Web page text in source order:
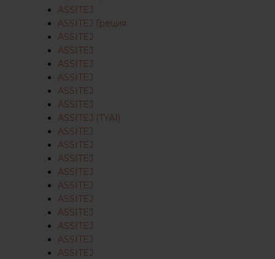
ASSITEJ
ASSITEJ Греция
ASSITEJ
ASSITEJ
ASSITEJ
ASSITEJ
ASSITEJ
ASSITEJ
ASSITEJ (TYAI)
ASSITEJ
ASSITEJ
ASSITEJ
ASSITEJ
ASSITEJ
ASSITEJ
ASSITEJ
ASSITEJ
ASSITEJ
ASSITEJ